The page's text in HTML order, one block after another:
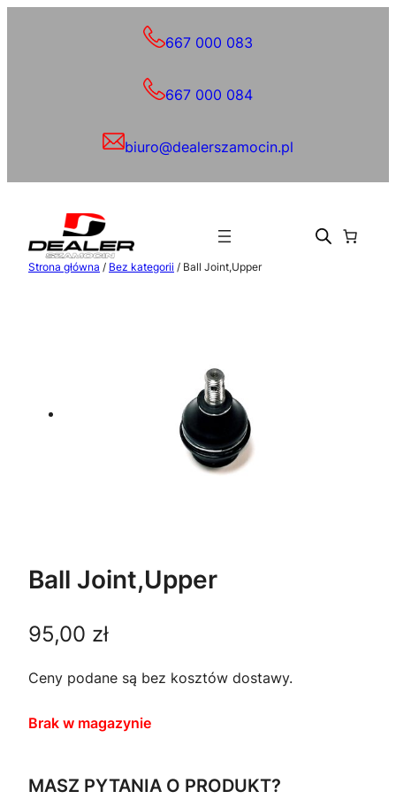
667 000 083
667 000 084
biuro@dealerszamocin.pl
Strona główna / Bez kategorii / Ball Joint,Upper
Ball Joint,Upper
95,00 zł
Ceny podane są bez kosztów dostawy.
Brak w magazynie
MASZ PYTANIA O PRODUKT?